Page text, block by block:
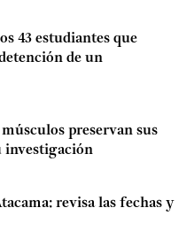
43 estudiantes que
de un
preservan sus
investigación
revisa las fechas y